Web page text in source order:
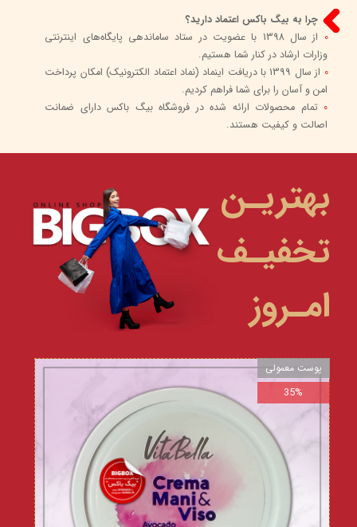
چرا به بیگ باکس اعتماد دارید؟
0
از سال 1398 با عضویت در ستاد ساماندهی پایگاه‌های اینترنتی
وزارات ارشاد در کنار شما هستیم.
0
از سال 1399 با دریافت اینماد (نماد اعتماد الکترونیک) امکان پرداخت
امن و آسان را برای شما فراهم کردیم.
0 تمام محصولات ارائه شده در فروشگاه بیگ باکس دارای ضمانت
اصالت و کیفیت هستند.
بهتریـن
تخفیـف
امـروز
پوست معمولی
35%